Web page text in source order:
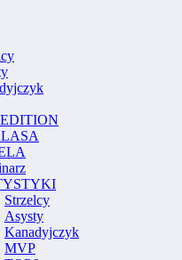
Strzelcy
Asysty
Kanadyjczyk
MVP